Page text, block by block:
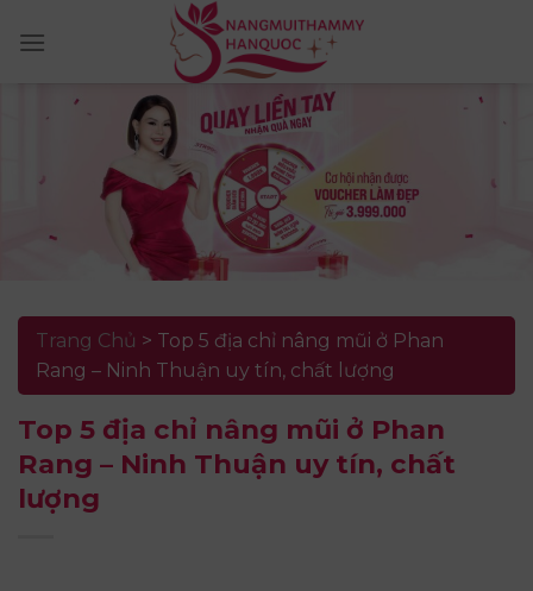
Trang Chủ > Top 5 địa chỉ nâng mũi ở Phan
Rang – Ninh Thuận uy tín, chất lượng
Top 5 địa chỉ nâng mũi ở Phan
Rang – Ninh Thuận uy tín, chất
lượng